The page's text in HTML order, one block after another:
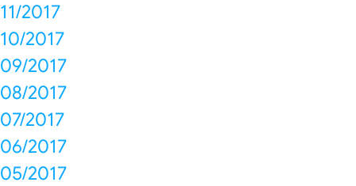
11/2017
10/2017
09/2017
08/2017
07/2017
06/2017
05/2017